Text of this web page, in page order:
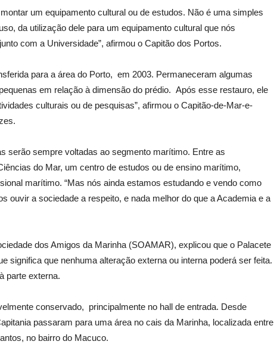
um equipamento cultural ou de estudos. Não é uma simples
da utilização dele para um equipamento cultural que nós
com a Universidade”, afirmou o Capitão dos Portos.
para a área do Porto, em 2003. Permaneceram algumas
em relação à dimensão do prédio. Após esse restauro, ele
culturais ou de pesquisas”, afirmou o Capitão-de-Mar-e-
serão sempre voltadas ao segmento marítimo. Entre as
do Mar, um centro de estudos ou de ensino marítimo,
marítimo. “Mas nós ainda estamos estudando e vendo como
ouvir a sociedade a respeito, e nada melhor do que a Academia e a
dos Amigos da Marinha (SOAMAR), explicou que o Palacete
significa que nenhuma alteração externa ou interna poderá ser feita.
parte externa.
conservado, principalmente no hall de entrada. Desde
passaram para uma área no cais da Marinha, localizada entre
no bairro do Macuco.